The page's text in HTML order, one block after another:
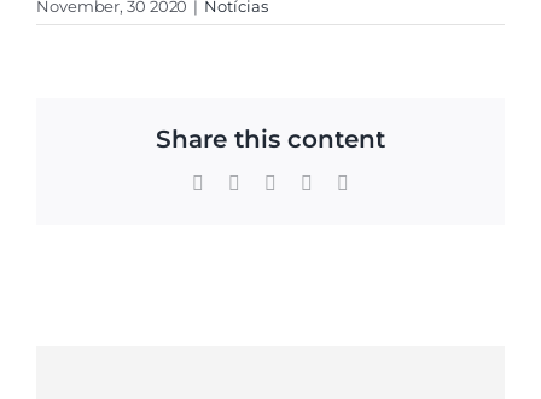
November, 30 2020 | Notícias
Share this content
Facebook LinkedInWhatsApp